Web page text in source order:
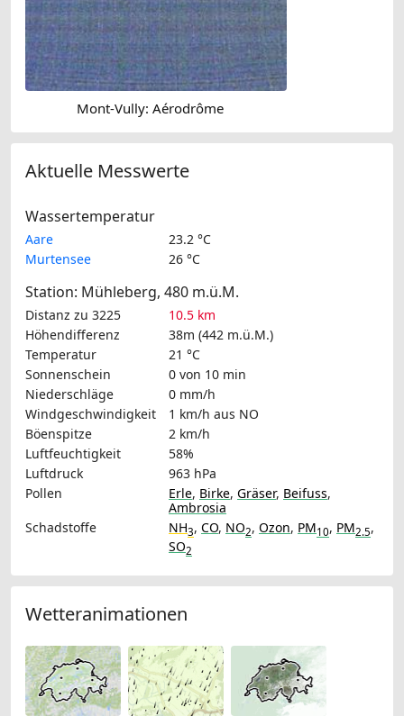
Mont-Vully: Aérodrôme
Aktuelle Messwerte
Wassertemperatur
Aare
23.2 °C
Murtensee
26 °C
Station: Mühleberg, 480 m.ü.M.
Distanz zu 3225
10.5 km
Höhendifferenz
38m (442 m.ü.M.)
Temperatur
21 °C
Sonnenschein
0 von 10 min
Niederschläge
0 mm/h
Windgeschwindigkeit
1 km/h aus NO
Böenspitze
2 km/h
Luftfeuchtigkeit
58%
Luftdruck
963 hPa
Pollen
Erle, Birke, Gräser, Beifuss,
Ambrosia
Schadstoffe
NH3, CO, NO2, Ozon, PM10, PM2.5,
SO2
Wetteranimationen